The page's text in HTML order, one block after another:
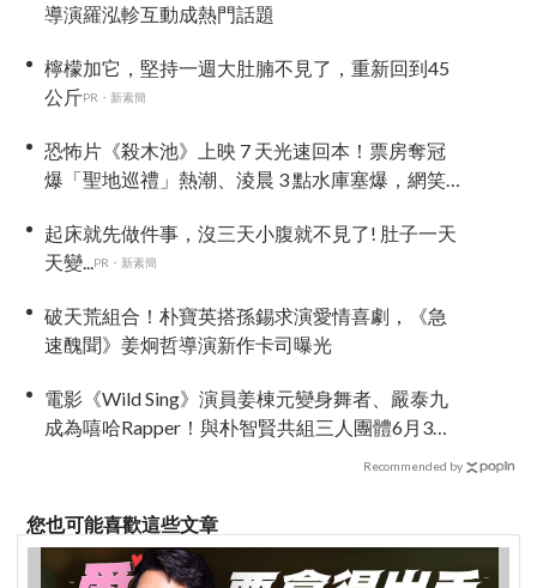
導演羅泓軫互動成熱門話題
檸檬加它，堅持一週大肚腩不見了，重新回到45
公斤PR・新素簡
恐怖片《殺木池》上映 7 天光速回本！票房奪冠
爆「聖地巡禮」熱潮、淩晨 3 點水庫塞爆，網笑
起床就先做件事，沒三天小腹就不見了! 肚子一天
天變...
PR・新素簡
破天荒組合！朴寶英搭孫錫求演愛情喜劇，《急
速醜聞》姜炯哲導演新作卡司曝光
電影《Wild Sing》演員姜棟元變身舞者、嚴泰九
成為嘻哈Rapper！與朴智賢共組三人團體6月3日
Recommended by
您也可能喜歡這些文章